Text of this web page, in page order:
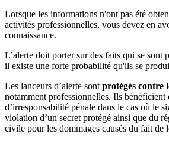
Lorsque les informations n'ont pas été
activités professionnelles, vous devez en
connaissance.
L’alerte doit porter sur des faits qui se sont
il existe une forte probabilité qu'ils se
Les lanceurs d’alerte sont protégés contre
notamment professionnelles. Ils bénéficient
d’irresponsabilité pénale dans le cas où le
violation d’un secret protégé ainsi que du
civile pour les dommages causés du fait de